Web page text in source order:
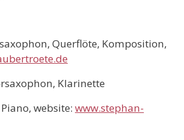
Querflöte, Komposition,
Klarinette
website: www.stephan-